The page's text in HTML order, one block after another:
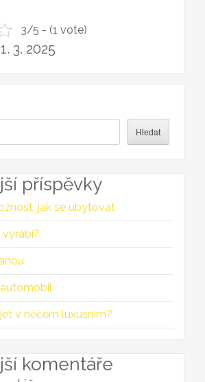
3/5 - (1 vote)
3. 2025
Hledat
příspěvky
jak se ubytovat
vyrábí?
v něčem luxusním?
komentáře